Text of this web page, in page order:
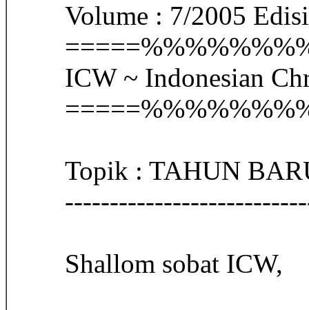
Volume : 7/2005
ICW ~ Indonesian
Topik : TAHUN
Shallom sobat ICW,